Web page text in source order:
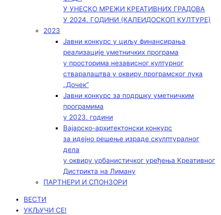
У УНЕСКО МРЕЖИ КРЕАТИВНИХ ГРАДОВА
У 2024. ГОДИНИ (КАЛЕИДОСКОП КУЛТУРЕ)
2023
Јавни конкурс у циљу финансирања
реализације уметничких програма
у просторима независног културног
стваралаштва у оквиру програмског лука
„Дочек”
Јавни конкурс за подршку уметничким
програмима
у 2023. години
Вајарско-архитектонски конкурс
за идејно решење израде скулптуралног
дела
у оквиру урбанистичког уређења Креативног
Дистрикта на Лиману
ПАРТНЕРИ И СПОНЗОРИ
ВЕСТИ
УКЉУЧИ СЕ!